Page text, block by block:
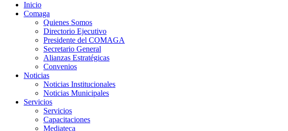
Inicio
Comaga
Quienes Somos
Directorio Ejecutivo
Presidente del COMAGA
Secretario General
Alianzas Estratégicas
Convenios
Noticias
Noticias Institucionales
Noticias Municipales
Servicios
Servicios
Capacitaciones
Mediateca